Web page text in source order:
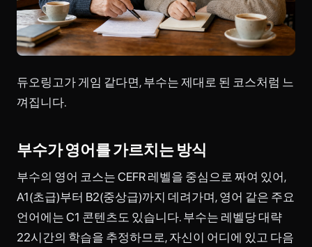
듀오링고가 게임 같다면, 부수는 제대로 된 코스처럼 느
껴집니다.
부수가 영어를 가르치는 방식
부수의 영어 코스는 CEFR 레벨을 중심으로 짜여 있어,
A1(초급)부터 B2(중상급)까지 데려가며, 영어 같은 주요
언어에는 C1 콘텐츠도 있습니다. 부수는 레벨당 대략
22시간의 학습을 추정하므로, 자신이 어디에 있고 다음